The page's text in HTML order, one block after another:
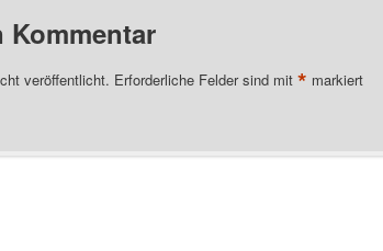
Kommentar
veröffentlicht. Erforderliche Felder sind mit * markiert